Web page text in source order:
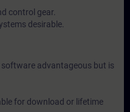
control gear.
desirable.
software advantageous but is
for download or lifetime